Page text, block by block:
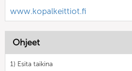
www.kopalkeittiot.fi
Ohjeet
1) Esita taikina